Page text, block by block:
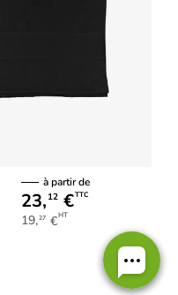
à partir de
19,27 €HT
23, 12 €TTC
x75